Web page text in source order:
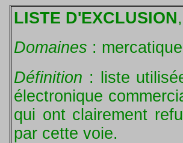
LISTE D'EXCLUSION
Domaines :
Définition : liste
électronique
qui ont clairement
par cette voie.